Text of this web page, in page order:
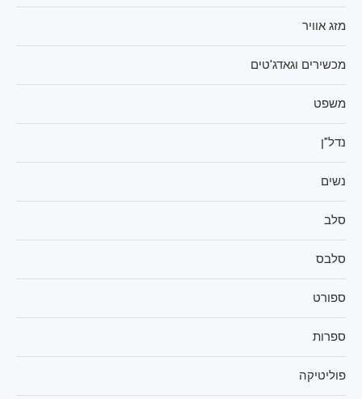
מזג אוויר
מכשירים וגאדג'טים
משפט
נדל"ן
נשים
סלב
סלבס
ספורט
ספרות
פוליטיקה